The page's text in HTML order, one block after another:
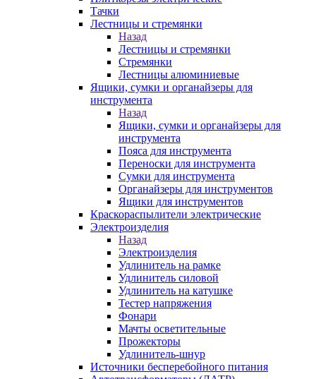
Тачки
Лестницы и стремянки
Назад
Лестницы и стремянки
Стремянки
Лестницы алюминиевые
Ящики, сумки и органайзеры для
инструмента
Назад
Ящики, сумки и органайзеры для
инструмента
Пояса для инструмента
Переноски для инструмента
Сумки для инструмента
Органайзеры для инструментов
Ящики для инструментов
Краскораспылители электрические
Электроизделия
Назад
Электроизделия
Удлинитель на рамке
Удлинитель силовой
Удлинитель на катушке
Тестер напряжения
Фонари
Мачты осветительные
Прожекторы
Удлинитель-шнур
Источники бесперебойного питания